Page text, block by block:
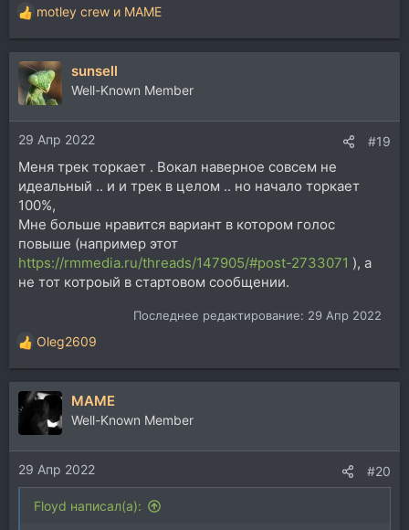
Р
е
а
к
ц
и
и
:
motley crew и MAME
sunsell
Well-Known Member
29 Апр 2022 #19
Меня трек торкает . Вокал наверное совсем не
идеальный .. и и трек в целом .. но начало торкает
100%,
Мне больше нравится вариант в котором голос
повыше (например этот
https://rmmedia.ru/threads/147905/#post-2733071 ), а
не тот котроый в стартовом сообщении.
Последнее редактирование: 29 Апр 2022
Р
е
а
ц
и
и
:
Oleg2609
MAME
Well-Known Member
29 Апр 2022 #20
Floyd написал(а):